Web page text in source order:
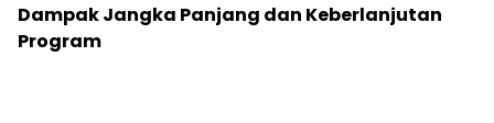
Dampak Jangka Panjang dan Keberlanjutan
Program